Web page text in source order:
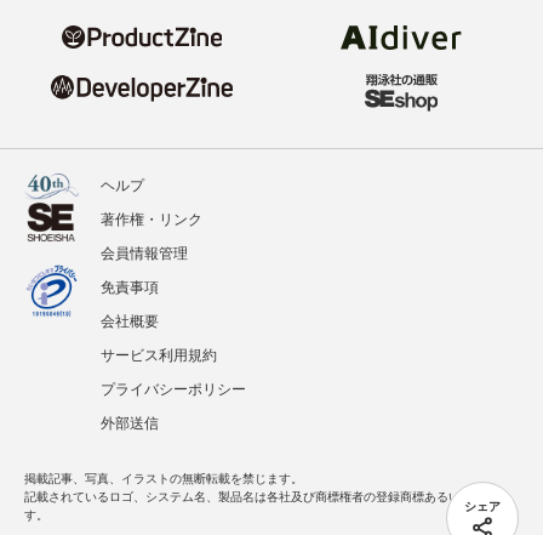
シェア
ヘルプ
著作権・リンク
会員情報管理
免責事項
会社概要
サービス利用規約
プライバシーポリシー
外部送信
掲載記事、写真、イラストの無断転載を禁じます。
記載されているロゴ、システム名、製品名は各社及び商標権者の登録商標あるいは商標で
す。